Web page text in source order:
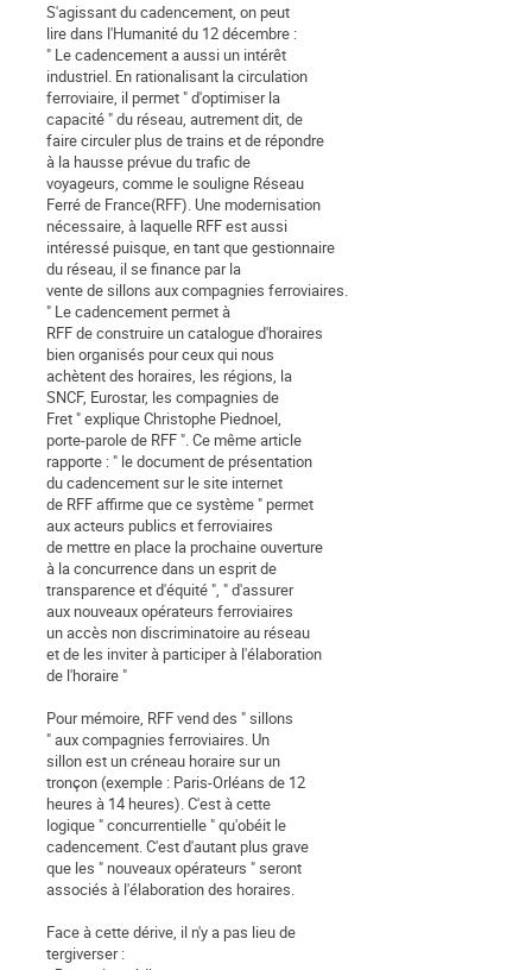
S'agissant du cadencement, on peut
lire dans l'Humanité du 12 décembre :
" Le cadencement a aussi un intérêt
industriel. En rationalisant la circulation
ferroviaire, il permet " d'optimiser la
capacité " du réseau, autrement dit, de
faire circuler plus de trains et de répondre
à la hausse prévue du trafic de
voyageurs, comme le souligne Réseau
Ferré de France(RFF). Une modernisation
nécessaire, à laquelle RFF est aussi
intéressé puisque, en tant que gestionnaire
du réseau, il se finance par la
vente de sillons aux compagnies ferroviaires.
" Le cadencement permet à
RFF de construire un catalogue d'horaires
bien organisés pour ceux qui nous
achètent des horaires, les régions, la
SNCF, Eurostar, les compagnies de
Fret " explique Christophe Piednoel,
porte-parole de RFF ". Ce même article
rapporte : " le document de présentation
du cadencement sur le site internet
de RFF affirme que ce système " permet
aux acteurs publics et ferroviaires
de mettre en place la prochaine ouverture
à la concurrence dans un esprit de
transparence et d'équité ", " d'assurer
aux nouveaux opérateurs ferroviaires
un accès non discriminatoire au réseau
et de les inviter à participer à l'élaboration
de l'horaire "
Pour mémoire, RFF vend des " sillons
" aux compagnies ferroviaires. Un
sillon est un créneau horaire sur un
tronçon (exemple : Paris-Orléans de 12
heures à 14 heures). C'est à cette
logique " concurrentielle " qu'obéit le
cadencement. C'est d'autant plus grave
que les " nouveaux opérateurs " seront
associés à l'élaboration des horaires.
Face à cette dérive, il n'y a pas lieu de
tergiverser :